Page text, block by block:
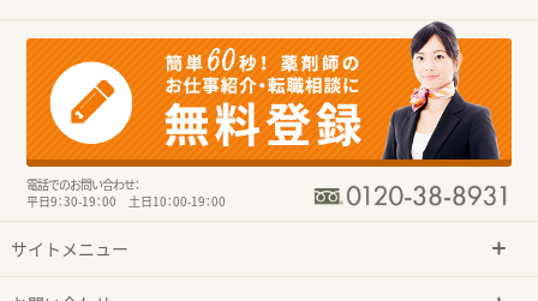
電話でのお問い合わせ：
平日9：30-19：00 土日10：00-19：00
サイトメニュー